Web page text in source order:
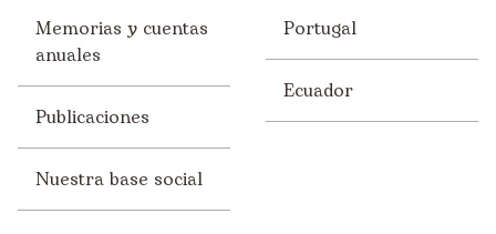
Memorias y cuentas
anuales
Publicaciones
Nuestra base social
Portugal
Ecuador